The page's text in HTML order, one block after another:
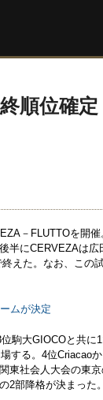
順位確定
－FLUTTOを開
半にCERVEZAは
えた。なお、この
ムが決定
駒大GIOCOと共に
する。4位Criacao
東社会人大会の東
2部降格が決まった。